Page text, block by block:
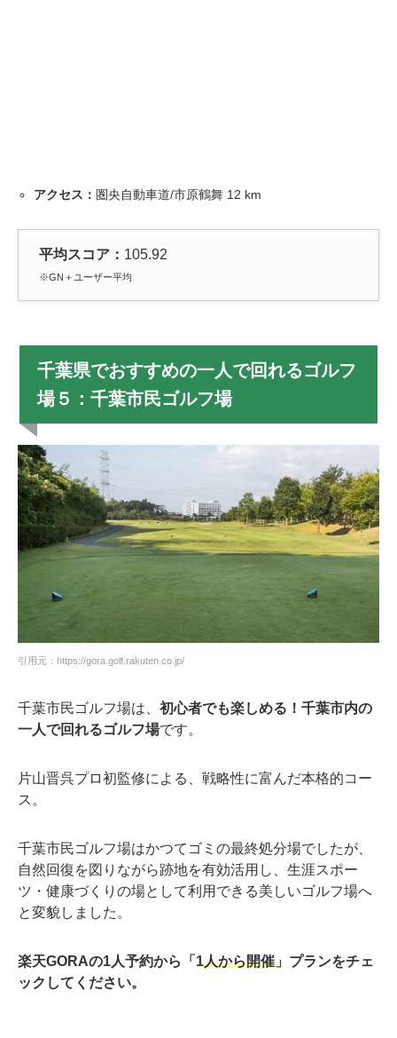
アクセス： 圏央自動車道/市原鶴舞 12 km
平均スコア： 105.92
※GN＋ユーザー平均
千葉県でおすすめの一人で回れるゴルフ
場５：千葉市民ゴルフ場
引用元：https://gora.golf.rakuten.co.jp/
千葉市民ゴルフ場は、 初心者でも楽しめる！千葉市内の
一人で回れるゴルフ場です。
片山晋呉プロ初監修による、戦略性に富んだ本格的コー
ス。
千葉市民ゴルフ場はかつてゴミの最終処分場でしたが、
自然回復を図りながら跡地を有効活用し、生涯スポー
ツ・健康づくりの場として利用できる美しいゴルフ場へ
と変貌しました。
楽天GORAの1人予約から「 1人から開催 」プランをチェ
ックしてください。